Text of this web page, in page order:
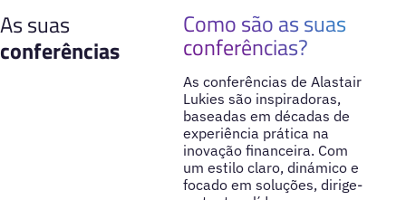
As suas
conferências
Como são as suas
conferências?
As conferências de Alastair
Lukies são inspiradoras,
baseadas em décadas de
experiência prática na
inovação financeira. Com
um estilo claro, dinámico e
focado em soluções, dirige-